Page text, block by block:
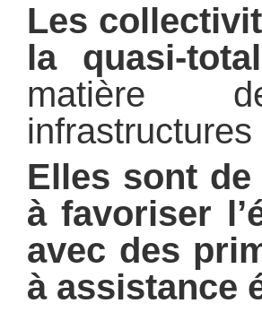
Les
la quasi-
matière
Elles sont
à favoriser
avec des
à assistance